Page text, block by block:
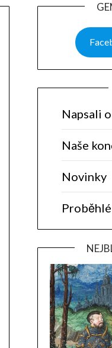
Napsali
Naše
Novinky